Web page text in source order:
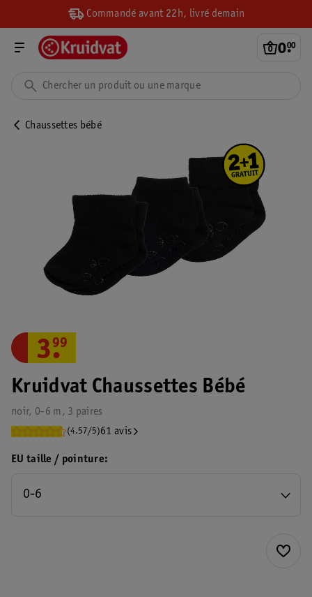
Commandé avant 22h, livré demain
0.
00
Chaussettes bébé
Kruidvat Chaussettes Bébé
noir, 0-6 m, 3 paires
(4.57/5)61 avis
3.
99
EU taille / pointure
0-6